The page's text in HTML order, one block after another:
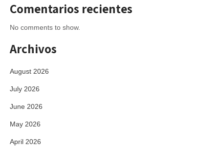
Comentarios recientes
No comments to show.
Archivos
August 2026
July 2026
June 2026
May 2026
April 2026